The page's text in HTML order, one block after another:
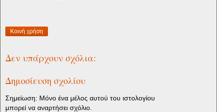
Κοινή χρήση
Δεν υπάρχουν σχόλια:
Δημοσίευση σχολίου
Σημείωση: Μόνο ένα μέλος αυτού του ιστολογίου
μπορεί να αναρτήσει σχόλιο.